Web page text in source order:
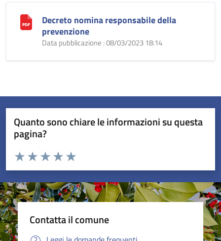
Decreto nomina responsabile della
prevenzione
Data pubblicazione : 08/03/2023 18:14
Quanto sono chiare le informazioni su questa
pagina?
Valuta da 1 a 5 stelle la pagina
Valuta 5 stelle su 5
Valuta 4 stelle su 5
Valuta 3 stelle su 5
Valuta 2 stelle su 5
Valuta 1 stelle su 5
Contatta il comune